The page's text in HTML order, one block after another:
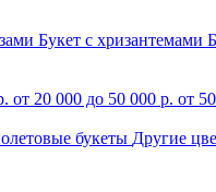
Букет с хризантемами
от 20 000 до 50 000 р. от
букеты Другие